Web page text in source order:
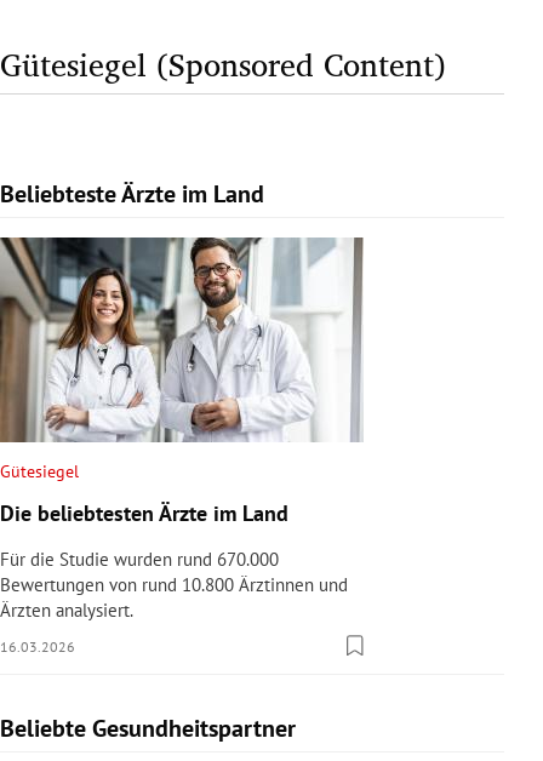
Gütesiegel (Sponsored Content)
Beliebteste Ärzte im Land
Slide 1 von 1
Gütesiegel
Die beliebtesten Ärzte im Land
Für die Studie wurden rund 670.000
Bewertungen von rund 10.800 Ärztinnen und
Ärzten analysiert.
16.03.2026
Beliebte Gesundheitspartner
Slide 1 von 1